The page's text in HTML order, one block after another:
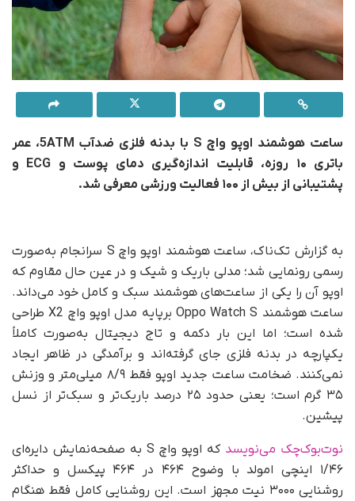
ساعت هوشمند اوپو واچ S با بدنه فلزی ضدآب 5ATM، عمر
باتری ۱۰ روزه، قابلیت اندازه‌گیری دمای پوست و ECG و
پشتیبانی از بیش از ۱۰۰ فعالیت ورزشی معرفی شد.
به گزارش تک‌ناک، ساعت هوشمند اوپو واچ S سرانجام به‌صورت
رسمی رونمایی شد؛ مدلی باریک و شیک و در عین حال مقاوم که
اوپو آن را یکی از ساعت‌های هوشمند سبک و کامل خود می‌داند.
ساعت هوشمند Oppo Watch S برپایه مدل اوپو واچ X2 طراحی
شده است؛ اما این بار دکمه و تاج دیجیتال به‌صورت کاملاً
یکپارچه در بدنه فلزی جای گرفته‌اند و برآمدگی در ظاهر ایجاد
نمی‌کنند. ضخامت ساعت جدید اوپو فقط ۸/۹ میلی‌متر و وزنش
۳۵ گرم است؛ یعنی حدود ۲۵ درصد باریک‌تر و سبک‌تر از نسل
پیشین.
نوت‌بوک‌چک می‌نویسد
که اوپو واچ S به صفحه‌نمایش دایره‌ای
۱/۴۶ اینچی امولد با وضوح ۴۶۴ در ۴۶۴ پیکسل و حداکثر
روشنایی ۳۰۰۰ نیت مجهز است. این روشنایی کامل فقط هنگام